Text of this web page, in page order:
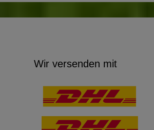
Wir versenden mit